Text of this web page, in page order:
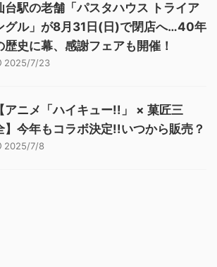
台駅の老舗「パスタハウス トライア
グル」が8月31日(日)で閉店へ…40年
歴史に幕、感謝フェアも開催！
2025/7/23
【アニメ「ハイキュー!!」 × 菓匠三
】今年もコラボ決定!!いつから販売？
2025/7/8